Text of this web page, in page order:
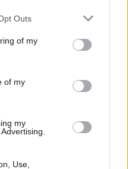
uses one or more Google
You may click to
its third-party tags to
purposes in below Google
Outs
of my
of my
my
Use,
στην Ελπίδα
μετέτρεψαν το
κόμμα»
Μητσοτάκης,
διακοπές του –
-
ραντεβού του